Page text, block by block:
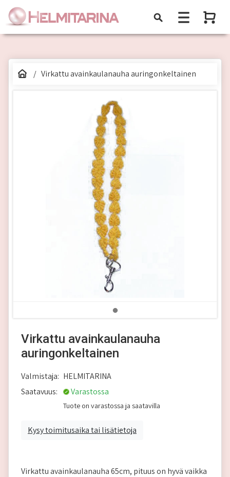
Virkattu avainkaulanauha auringonkeltainen
Virkattu avainkaulanauha
auringonkeltainen
Valmistaja: HELMITARINA
Saatavuus:
Varastossa
Tuote on varastossa ja saatavilla
Kysy toimitusaika tai lisätietoja
Virkattu avainkaulanauha 65cm, pituus on hyvä vaikka